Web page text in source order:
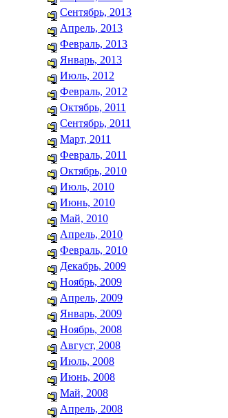
Сентябрь, 2013
Апрель, 2013
Февраль, 2013
Январь, 2013
Июль, 2012
Февраль, 2012
Октябрь, 2011
Сентябрь, 2011
Март, 2011
Февраль, 2011
Октябрь, 2010
Июль, 2010
Июнь, 2010
Май, 2010
Апрель, 2010
Февраль, 2010
Декабрь, 2009
Ноябрь, 2009
Апрель, 2009
Январь, 2009
Ноябрь, 2008
Август, 2008
Июль, 2008
Июнь, 2008
Май, 2008
Апрель, 2008